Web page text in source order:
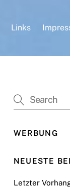
Links
WERBUNG
NEUESTE
Letzter